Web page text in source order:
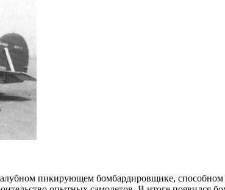
пикирующем бомбардировщике,